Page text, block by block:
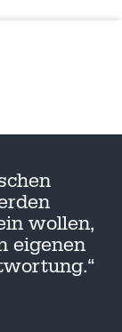
wollen,
eigenen